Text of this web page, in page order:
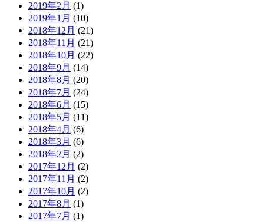
2019年2月 (1)
2019年1月 (10)
2018年12月 (21)
2018年11月 (21)
2018年10月 (22)
2018年9月 (14)
2018年8月 (20)
2018年7月 (24)
2018年6月 (15)
2018年5月 (11)
2018年4月 (6)
2018年3月 (6)
2018年2月 (2)
2017年12月 (2)
2017年11月 (2)
2017年10月 (2)
2017年8月 (1)
2017年7月 (1)